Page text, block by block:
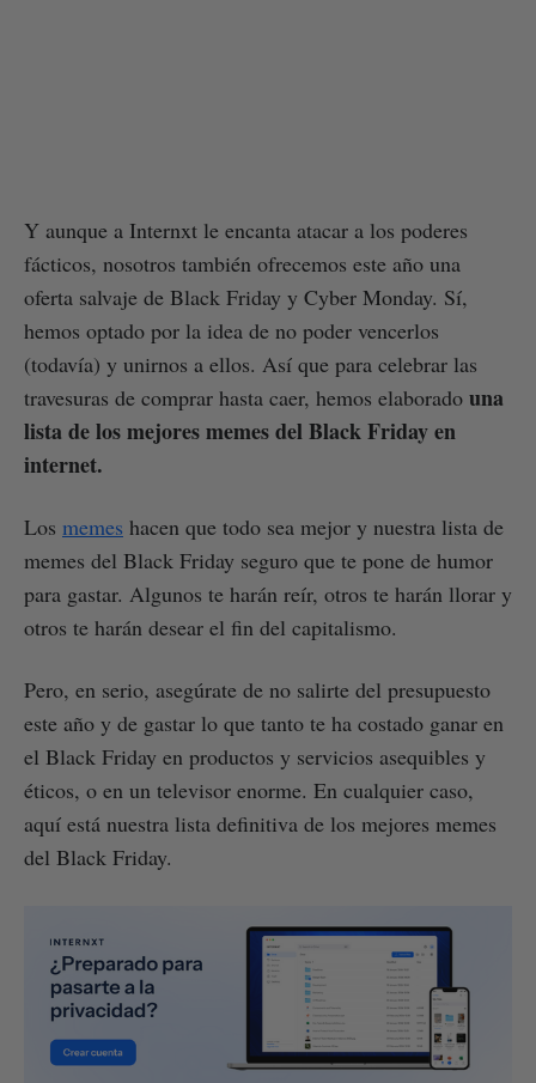
Y aunque a Internxt le encanta atacar a los poderes
fácticos, nosotros también ofrecemos este año una
oferta salvaje de Black Friday y Cyber Monday. Sí,
hemos optado por la idea de no poder vencerlos
(todavía) y unirnos a ellos. Así que para celebrar las
travesuras de comprar hasta caer, hemos elaborado una
lista de los mejores memes del Black Friday en
internet.
Los memes hacen que todo sea mejor y nuestra lista de
memes del Black Friday seguro que te pone de humor
para gastar. Algunos te harán reír, otros te harán llorar y
otros te harán desear el fin del capitalismo.
Pero, en serio, asegúrate de no salirte del presupuesto
este año y de gastar lo que tanto te ha costado ganar en
el Black Friday en productos y servicios asequibles y
éticos, o en un televisor enorme. En cualquier caso,
aquí está nuestra lista definitiva de los mejores memes
del Black Friday.